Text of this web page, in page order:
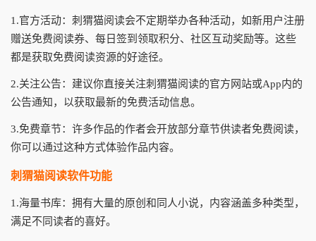
1.官方活动：刺猬猫阅读会不定期举办各种活动，如新用户注册
赠送免费阅读券、每日签到领取积分、社区互动奖励等。这些
都是获取免费阅读资源的好途径。
2.关注公告：建议你直接关注刺猬猫阅读的官方网站或App内的
公告通知，以获取最新的免费活动信息。
3.免费章节：许多作品的作者会开放部分章节供读者免费阅读，
你可以通过这种方式体验作品内容。
刺猬猫阅读软件功能
1.海量书库：拥有大量的原创和同人小说，内容涵盖多种类型，
满足不同读者的喜好。